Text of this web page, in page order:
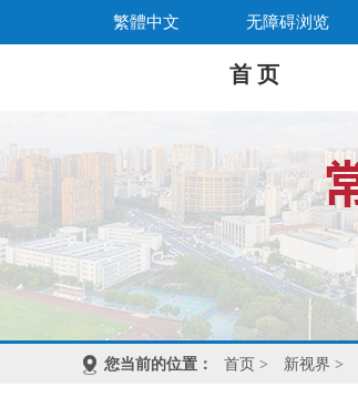
繁體中文 无障碍浏览
首 页
您当前的位置： 首页 > 新视界 >